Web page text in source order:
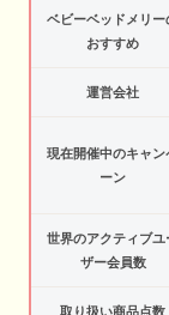
ベビーベッドメリー
おすすめ
運営会社
現在開催中のキャン
ーン
世界のアクティブユ
ザー会員数
取り扱い商品点数